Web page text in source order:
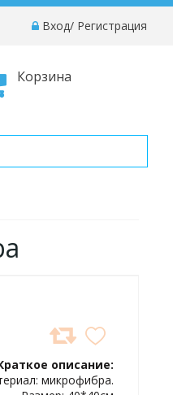
Вход/ Регистрация
Корзина
описание:
микрофибра.